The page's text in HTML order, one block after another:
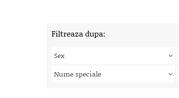
Filtreaza dupa:
Sex
Nume speciale